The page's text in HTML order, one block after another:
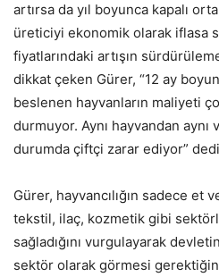
artırsa da yıl boyunca kapalı
üreticiyi ekonomik olarak iflasa
fiyatlarındaki artışın
dikkat çeken Gürer, “12 ay
beslenen hayvanların maliyeti
durmuyor. Aynı hayvandan aynı
durumda çiftçi zarar ediyor”
Gürer, hayvancılığın sadece et
tekstil, ilaç, kozmetik gibi
sağladığını vurgulayarak
sektör olarak görmesi